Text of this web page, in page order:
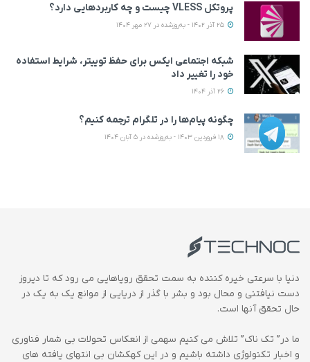
پروتکل VLESS چیست و چه کاربردهایی دارد؟
شبکه اجتماعی ایکس برای حفظ توییتر، شرایط استفاده
خود را تغییر داد
چگونه پیام‌ها را در تلگرام ترجمه کنیم؟
دنیا با سرعتی خیره کننده به سمت تحقق رویاهایی می رود که تا دیروز
دست نیافتنی و محال بود و بشر با گذر از دریایی از موانع یک به یک در
حال تحقق آنها است.
ما در” تک ناک” تلاش می کنیم سهمی از انعکاس تحولات بی شمار فناوری
و اخبار تکنولوژی داشته باشیم و در این کهکشان بی انتهای یافته های